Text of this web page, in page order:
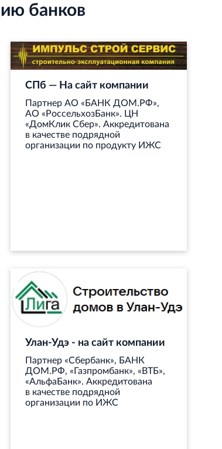
банков
СПб — На сайт компании
Партнер АО «БАНК ДОМ.РФ»,
АО «РоссельхозБанк». ЦН
«ДомКлик Сбер». Аккредитована
в качестве подрядной
организации по продукту ИЖС
Улан-Удэ - на сайт компании
Партнер «Сбербанк», БАНК
ДОМ.РФ, «Газпромбанк», «ВТБ»,
«АльфаБанк». Аккредитована
в качестве подрядной
организации по ИЖС